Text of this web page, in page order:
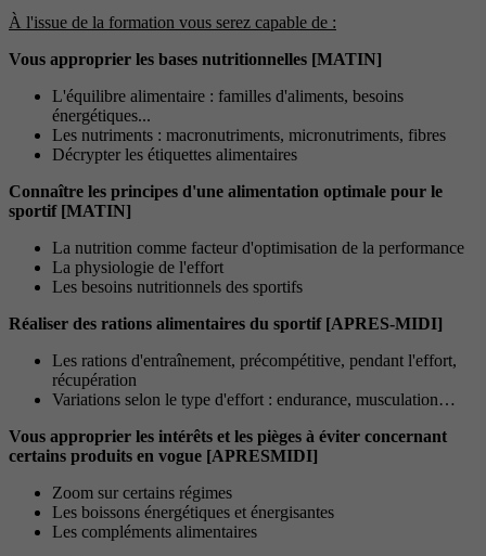
À l'issue de la formation vous serez capable de :
Vous approprier les bases nutritionnelles [MATIN]
L'équilibre alimentaire : familles d'aliments, besoins
énergétiques...
Les nutriments : macronutriments, micronutriments, fibres
Décrypter les étiquettes alimentaires
Connaître les principes d'une alimentation optimale pour le
sportif [MATIN]
La nutrition comme facteur d'optimisation de la performance
La physiologie de l'effort
Les besoins nutritionnels des sportifs
Réaliser des rations alimentaires du sportif [APRES-MIDI]
Les rations d'entraînement, précompétitive, pendant l'effort,
récupération
Variations selon le type d'effort : endurance, musculation…
Vous approprier les intérêts et les pièges à éviter concernant
certains produits en vogue [APRESMIDI]
Zoom sur certains régimes
Les boissons énergétiques et énergisantes
Les compléments alimentaires